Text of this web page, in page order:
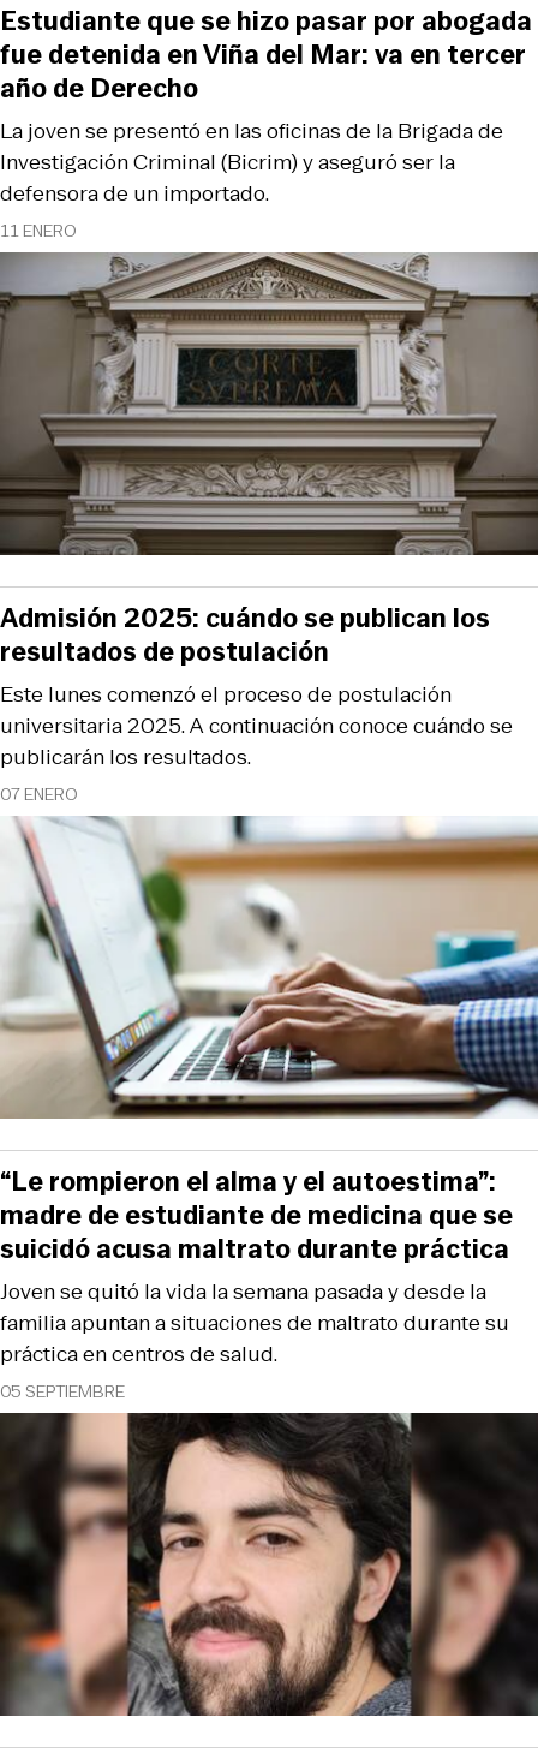
11 ENERO
La joven se presentó en las oficinas de la Brigada de
Investigación Criminal (Bicrim) y aseguró ser la
defensora de un importado.
Estudiante que se hizo pasar por abogada
fue detenida en Viña del Mar: va en tercer
año de Derecho
07 ENERO
Este lunes comenzó el proceso de postulación
universitaria 2025. A continuación conoce cuándo se
publicarán los resultados.
Admisión 2025: cuándo se publican los
resultados de postulación
05 SEPTIEMBRE
Joven se quitó la vida la semana pasada y desde la
familia apuntan a situaciones de maltrato durante su
práctica en centros de salud.
“Le rompieron el alma y el autoestima”:
madre de estudiante de medicina que se
suicidó acusa maltrato durante práctica